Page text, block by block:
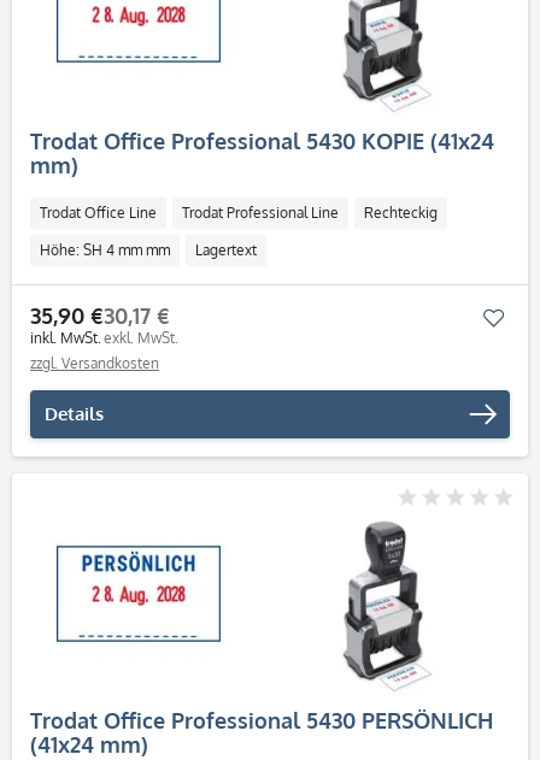
Trodat Office Professional 5430 KOPIE (41x24
mm)
Trodat Office Line Trodat Professional Line Rechteckig
Höhe: SH 4 mm mm Lagertext
35,90 €
inkl. MwSt.
30,17 €
exkl. MwSt.
zzgl. Versandkosten
Details
Trodat Office Professional 5430 PERSÖNLICH
(41x24 mm)